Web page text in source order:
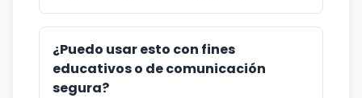
¿Puedo usar esto con fines
educativos o de comunicación
segura?